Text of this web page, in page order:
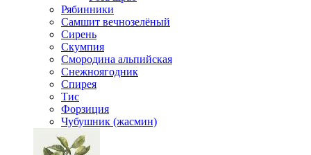
Рябинники
Самшит вечнозелёный
Сирень
Скумпия
Смородина альпийская
Снежноягодник
Спирея
Тис
Форзиция
Чубушник (жасмин)